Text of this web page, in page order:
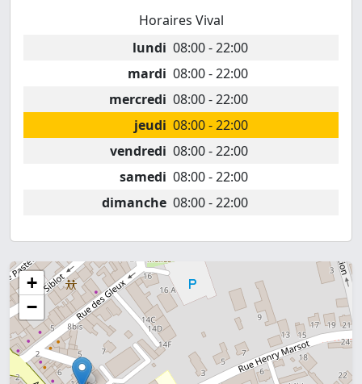
Horaires Vival
lundi 08:00 - 22:00
mardi 08:00 - 22:00
mercredi 08:00 - 22:00
jeudi 08:00 - 22:00
vendredi 08:00 - 22:00
samedi 08:00 - 22:00
dimanche 08:00 - 22:00
+
−